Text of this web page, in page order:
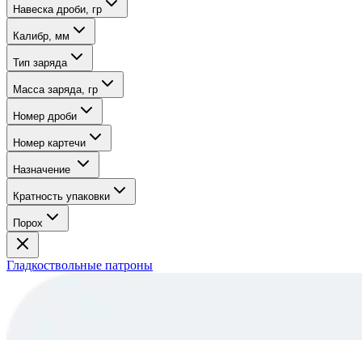
Навеска дроби, гр
Калибр, мм
Тип заряда
Масса заряда, гр
Номер дроби
Номер картечи
Назначение
Кратность упаковки
Порох
Гладкоствольные патроны